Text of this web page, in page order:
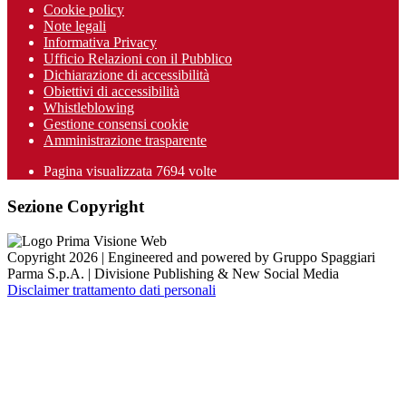
Cookie policy
Note legali
Informativa Privacy
Ufficio Relazioni con il Pubblico
Dichiarazione di accessibilità
Obiettivi di accessibilità
Whistleblowing
Gestione consensi cookie
Amministrazione trasparente
Pagina visualizzata 7694 volte
Sezione Copyright
Copyright 2026 | Engineered and powered by Gruppo Spaggiari
Parma S.p.A. | Divisione Publishing & New Social Media
Disclaimer trattamento dati personali